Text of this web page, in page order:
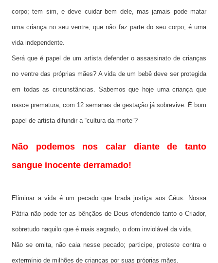
corpo; tem sim, e deve cuidar bem dele, mas jamais pode matar
uma criança no seu ventre, que não faz parte do seu corpo; é uma
vida independente.
Será que é papel de um artista defender o assassinato de crianças
no ventre das próprias mães? A vida de um bebê deve ser protegida
em todas as circunstâncias. Sabemos que hoje uma criança que
nasce prematura, com 12 semanas de gestação já sobrevive. É bom
papel de artista difundir a “cultura da morte”?
Não podemos nos calar diante de tanto
sangue inocente derramado!
Eliminar a vida é um pecado que brada justiça aos Céus. Nossa
Pátria não pode ter as bênçãos de Deus ofendendo tanto o Criador,
sobretudo naquilo que é mais sagrado, o dom inviolável da vida.
Não se omita, não caia nesse pecado; participe, proteste contra o
extermínio de milhões de crianças por suas próprias mães.